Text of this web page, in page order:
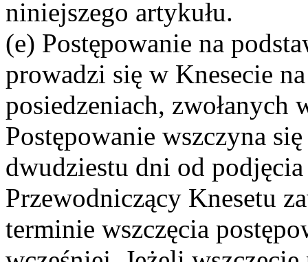
niniejszego artykułu.
(e) Postępowanie na
prowadzi się w Knesecie
posiedzeniach, zwołanych
Postępowanie wszczyna
dwudziestu dni od
Przewodniczący Knesetu
terminie wszczęcia